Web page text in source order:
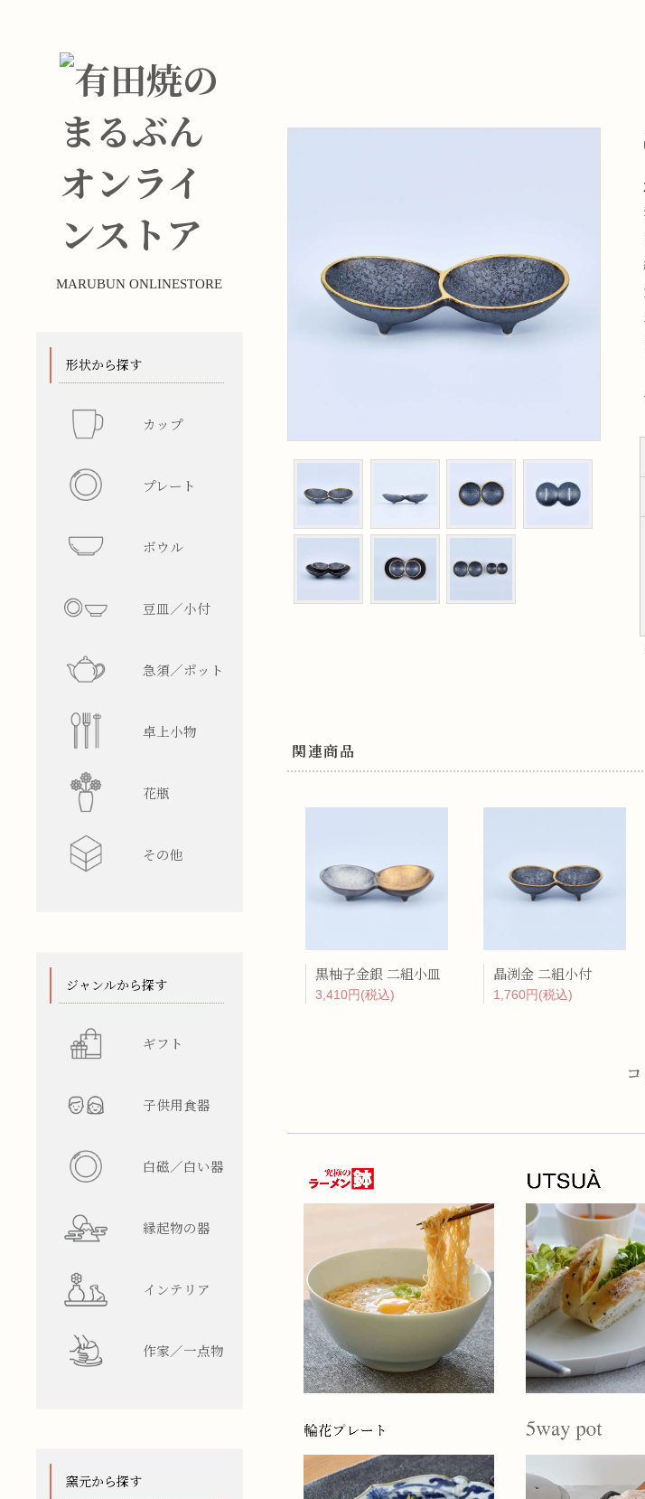
MARUBUN ONLINESTORE
関連商品
黒柚子金銀 二組小皿
3,410円(税込)
晶渕金 二組小付
1,760円(税込)
形状から探す
カップ
マグカップ
プレート 丸型
ボウル
豆皿／小付
急須／ポット
卓上小物
スタンド
花瓶
その他
てぬぐい
ジャンルから探す
ギフト
子供用食器
白磁／白い器
縁起物の器
インテリア
作家／一点物
窯元から探す